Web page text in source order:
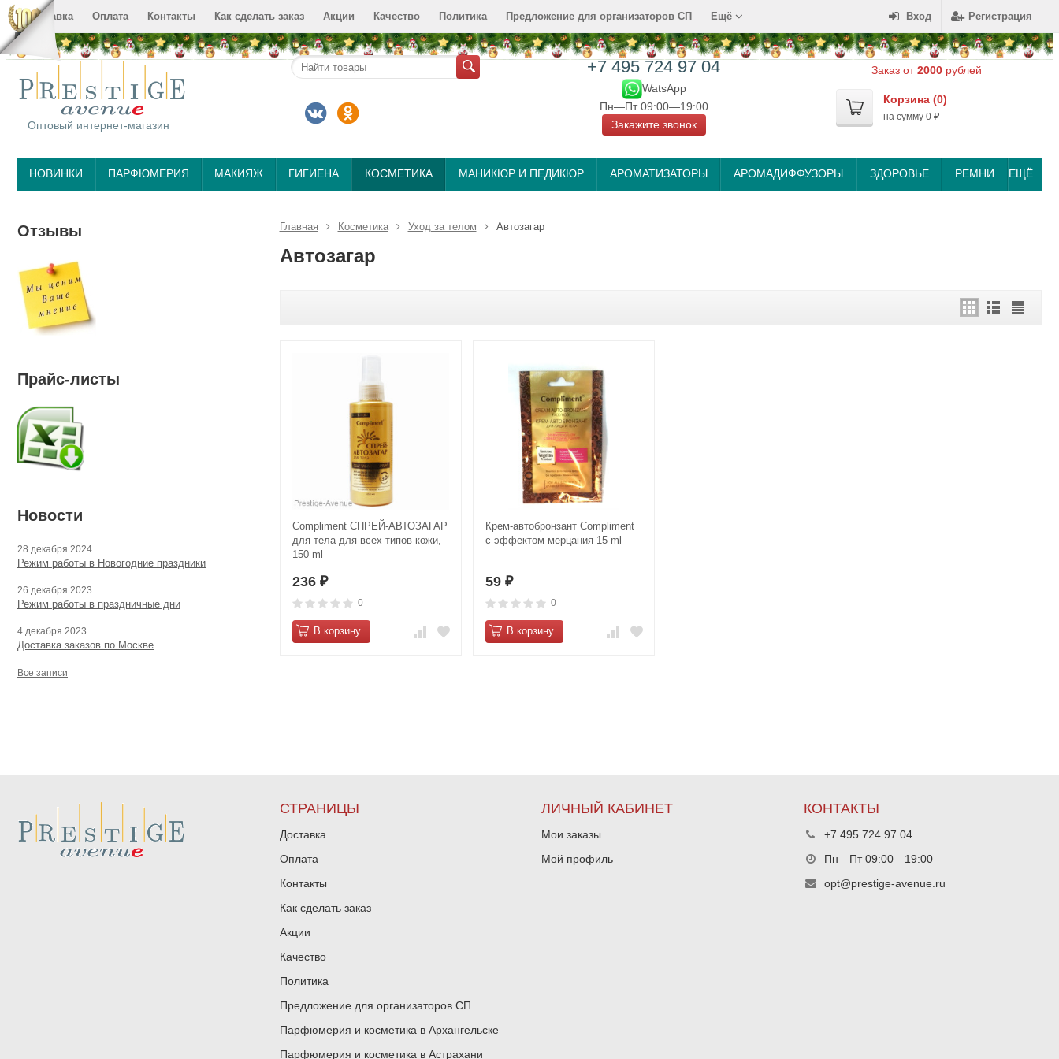
Вход Регистрация
Доставка Оплата Контакты Как сделать заказ Акции Качество Политика Предложение для организаторов СП Ещё
Оптовый интернет-магазин
+7 495 724 97 04
WatsApp
Пн—Пт 09:00—19:00
Закажите звонок
Заказ от2000 рублей
Корзина (0)
на сумму 0 ₽
НОВИНКИ ПАРФЮМЕРИЯ МАКИЯЖ ГИГИЕНА КОСМЕТИКА МАНИКЮР И ПЕДИКЮР АРОМАТИЗАТОРЫ АРОМАДИФФУЗОРЫ ЗДОРОВЬЕ РЕМНИ ЕЩЁ...
Главная Косметика Уход за телом Автозагар
Автозагар
Compliment СПРЕЙ-АВТОЗАГАР
для тела для всех типов кожи,
150 ml
236 ₽
0
В корзину
Крем-автобронзант Compliment
с эффектом мерцания 15 ml
59 ₽
0
В корзину
Отзывы
Прайс-листы
Новости
28 декабря 2024
Режим работы в Новогодние праздники
26 декабря 2023
Режим работы в праздничные дни
4 декабря 2023
Доставка заказов по Москве
Все записи
СТРАНИЦЫ
Доставка
Оплата
Контакты
Как сделать заказ
Акции
Качество
Политика
Предложение для организаторов СП
Парфюмерия и косметика в Архангельске
Парфюмерия и косметика в Астрахани
ЛИЧНЫЙ КАБИНЕТ
Мои заказы
Мой профиль
КОНТАКТЫ
+7 495 724 97 04
Пн—Пт 09:00—19:00
opt@prestige-avenue.ru